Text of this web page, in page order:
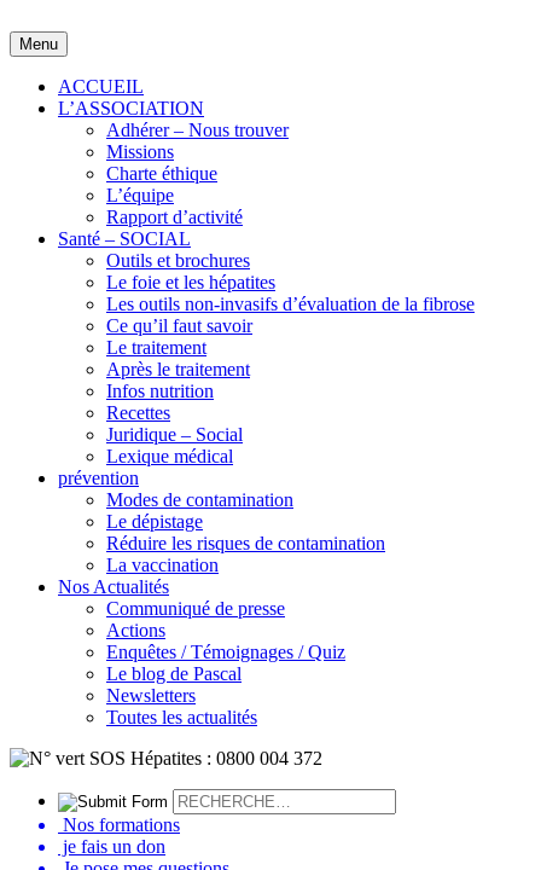
to
content
Menu
ACCUEIL
L’ASSOCIATION
Adhérer – Nous trouver
Missions
Charte éthique
L’équipe
Rapport d’activité
Santé – SOCIAL
Outils et brochures
Le foie et les hépatites
Les outils non-invasifs d’évaluation de la fibrose
Ce qu’il faut savoir
Le traitement
Après le traitement
Infos nutrition
Recettes
Juridique – Social
Lexique médical
prévention
Modes de contamination
Le dépistage
Réduire les risques de contamination
La vaccination
Nos Actualités
Communiqué de presse
Actions
Enquêtes / Témoignages / Quiz
Le blog de Pascal
Newsletters
Toutes les actualités
Nos formations
je fais un don